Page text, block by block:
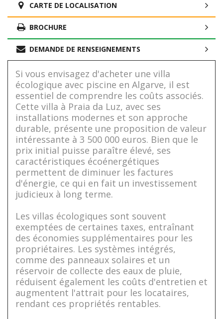
CARTE DE LOCALISATION
BROCHURE
DEMANDE DE RENSEIGNEMENTS
Si vous envisagez d'acheter une villa
écologique avec piscine en Algarve, il est
essentiel de comprendre les coûts associés.
Cette villa à Praia da Luz, avec ses
installations modernes et son approche
durable, présente une proposition de valeur
intéressante à 3 500 000 euros. Bien que le
prix initial puisse paraître élevé, ses
caractéristiques écoénergétiques
permettent de diminuer les factures
d'énergie, ce qui en fait un investissement
judicieux à long terme.
Les villas écologiques sont souvent
exemptées de certaines taxes, entraînant
des économies supplémentaires pour les
propriétaires. Les systèmes intégrés,
comme des panneaux solaires et un
réservoir de collecte des eaux de pluie,
réduisent également les coûts d'entretien et
augmentent l'attrait pour les locataires,
rendant ces propriétés rentables.